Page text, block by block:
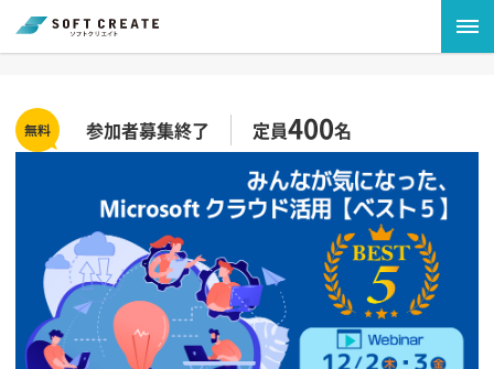
参加者募集終了 定員400名